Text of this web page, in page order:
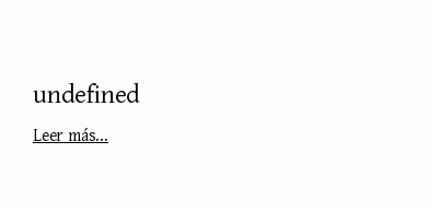
undefined
Leer más...